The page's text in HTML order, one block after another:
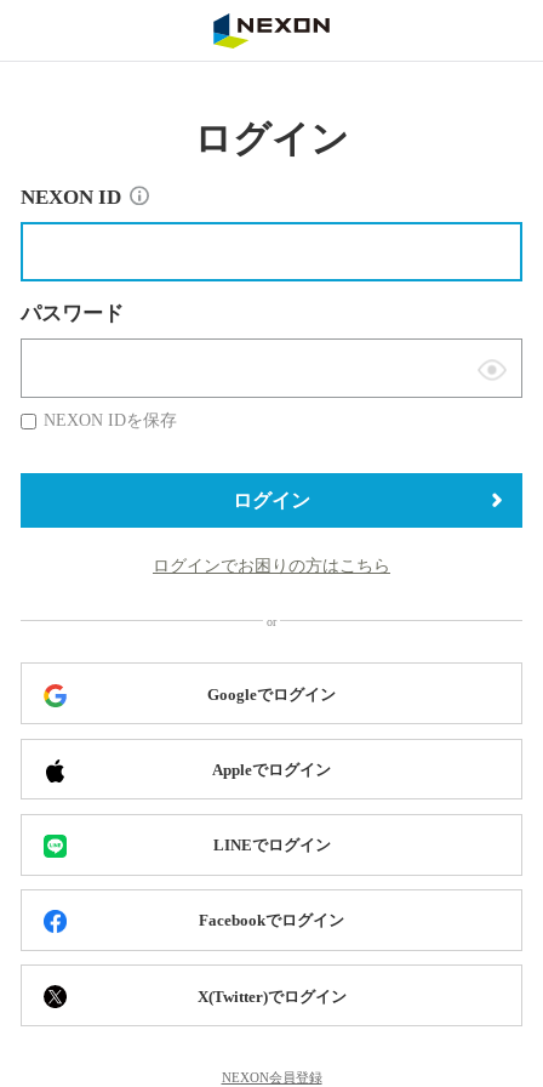
ログイン
NEXON ID
パスワード
表
替
NEXON IDを保存
ログイン
ログインでお困りの方はこちら
Googleでログイン
Appleでログイン
LINEでログイン
Facebookでログイン
X(Twitter)でログイン
NEXON会員登録